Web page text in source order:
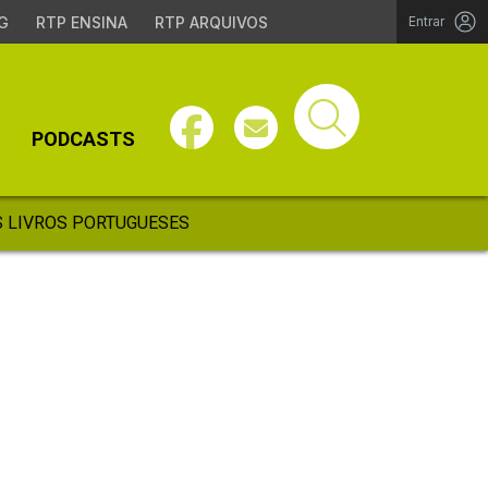
RTP ENSINA RTP ARQUIVOS Entrar
PODCASTS
LIVROS PORTUGUESES